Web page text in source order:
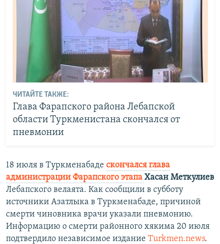
ЧИТАЙТЕ ТАКЖЕ:
Глава Фарапского района Лебапской
области Туркменистана скончался от
пневмонии
18 июля в Туркменабаде скончался глава
администрации Фарапского этапа Хасан Меткулиев
Лебапского велаята. Как сообщили в субботу
источники Азатлыка в Туркменабаде, причиной
смерти чиновника врачи указали пневмонию.
Информацию о смерти районного хякима 20 июля
подтвердило независимое издание Turkmen.news.